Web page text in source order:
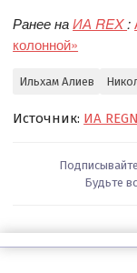
Ранее наИА REX:
колонной»
Ильхам Алиев
Источник: ИА
Будьте